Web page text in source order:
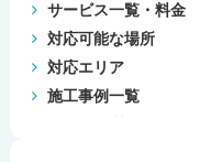
サービス一覧・料金
対応可能な場所
対応エリア
施工事例一覧